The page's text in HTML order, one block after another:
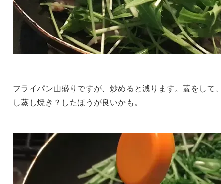
フライパン山盛りですが、炒めると減ります。蓋をして
し蒸し焼き？したほうが良いかも。